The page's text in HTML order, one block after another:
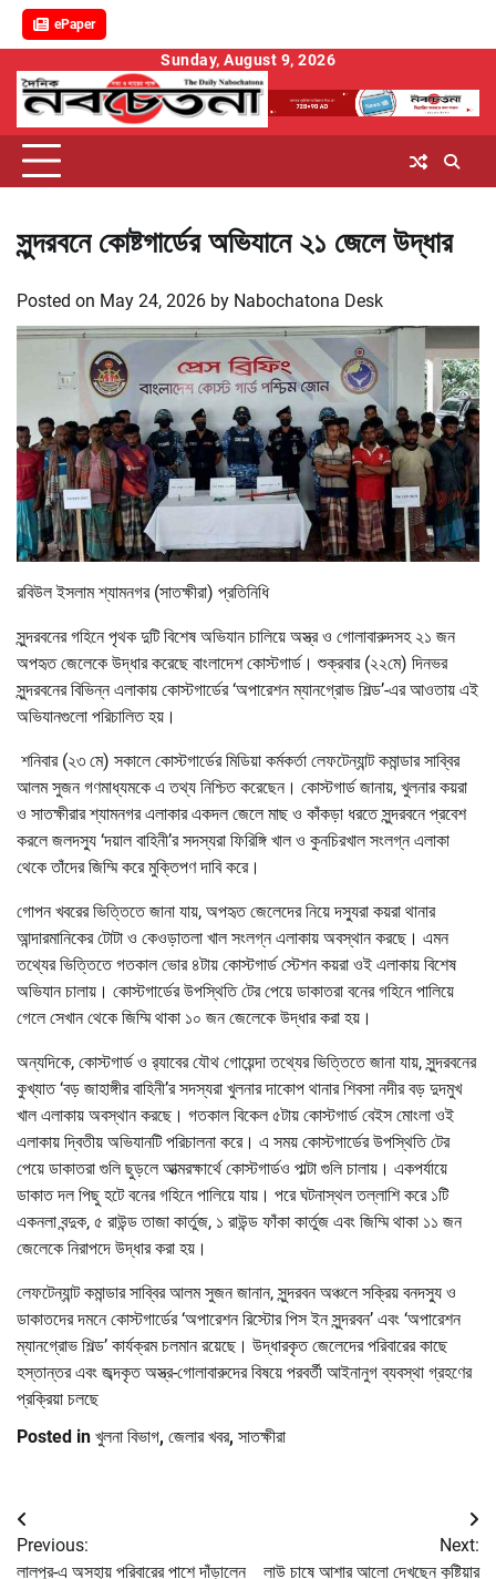
ePaper
content
Sunday, August 9, 2026
সুন্দরবনে কোষ্টগার্ডের অভিযানে ২১ জেলে উদ্ধার
Posted on May 24, 2026 by Nabochatona Desk
রবিউল ইসলাম শ্যামনগর (সাতক্ষীরা) প্রতিনিধি
সুন্দরবনের গহিনে পৃথক দুটি বিশেষ অভিযান চালিয়ে অস্ত্র ও গোলাবারুদসহ ২১ জন
অপহৃত জেলেকে উদ্ধার করেছে বাংলাদেশ কোস্টগার্ড। শুক্রবার (২২মে) দিনভর
সুন্দরবনের বিভিন্ন এলাকায় কোস্টগার্ডের ‘অপারেশন ম্যানগ্রোভ শিল্ড’-এর আওতায় এই
অভিযানগুলো পরিচালিত হয়।
শনিবার (২৩ মে) সকালে কোস্টগার্ডের মিডিয়া কর্মকর্তা লেফটেন্যান্ট কমান্ডার সাব্বির
আলম সুজন গণমাধ্যমকে এ তথ্য নিশ্চিত করেছেন। কোস্টগার্ড জানায়, খুলনার কয়রা
ও সাতক্ষীরার শ্যামনগর এলাকার একদল জেলে মাছ ও কাঁকড়া ধরতে সুন্দরবনে প্রবেশ
করলে জলদস্যু ‘দয়াল বাহিনী’র সদস্যরা ফিরিঙ্গি খাল ও কুনচিরখাল সংলগ্ন এলাকা
থেকে তাঁদের জিম্মি করে মুক্তিপণ দাবি করে।
গোপন খবরের ভিত্তিতে জানা যায়, অপহৃত জেলেদের নিয়ে দস্যুরা কয়রা থানার
আন্দারমানিকের টোটা ও কেওড়াতলা খাল সংলগ্ন এলাকায় অবস্থান করছে। এমন
তথ্যের ভিত্তিতে গতকাল ভোর ৪টায় কোস্টগার্ড স্টেশন কয়রা ওই এলাকায় বিশেষ
অভিযান চালায়। কোস্টগার্ডের উপস্থিতি টের পেয়ে ডাকাতরা বনের গহিনে পালিয়ে
গেলে সেখান থেকে জিম্মি থাকা ১০ জন জেলেকে উদ্ধার করা হয়।
অন্যদিকে, কোস্টগার্ড ও র‌্যাবের যৌথ গোয়েন্দা তথ্যের ভিত্তিতে জানা যায়, সুন্দরবনের
কুখ্যাত ‘বড় জাহাঙ্গীর বাহিনী’র সদস্যরা খুলনার দাকোপ থানার শিবসা নদীর বড় দুদমুখ
খাল এলাকায় অবস্থান করছে। গতকাল বিকেল ৫টায় কোস্টগার্ড বেইস মোংলা ওই
এলাকায় দ্বিতীয় অভিযানটি পরিচালনা করে। এ সময় কোস্টগার্ডের উপস্থিতি টের
পেয়ে ডাকাতরা গুলি ছুড়লে আত্মরক্ষার্থে কোস্টগার্ডও পাল্টা গুলি চালায়। একপর্যায়ে
ডাকাত দল পিছু হটে বনের গহিনে পালিয়ে যায়। পরে ঘটনাস্থল তল্লাশি করে ১টি
একনলা বন্দুক, ৫ রাউন্ড তাজা কার্তুজ, ১ রাউন্ড ফাঁকা কার্তুজ এবং জিম্মি থাকা ১১ জন
জেলেকে নিরাপদে উদ্ধার করা হয়।
লেফটেন্যান্ট কমান্ডার সাব্বির আলম সুজন জানান, সুন্দরবন অঞ্চলে সক্রিয় বনদস্যু ও
ডাকাতদের দমনে কোস্টগার্ডের ‘অপারেশন রিস্টোর পিস ইন সুন্দরবন’ এবং ‘অপারেশন
ম্যানগ্রোভ শিল্ড’ কার্যক্রম চলমান রয়েছে। উদ্ধারকৃত জেলেদের পরিবারের কাছে
হস্তান্তর এবং জব্দকৃত অস্ত্র-গোলাবারুদের বিষয়ে পরবর্তী আইনানুগ ব্যবস্থা গ্রহণের
প্রক্রিয়া চলছে
Posted in খুলনা বিভাগ, জেলার খবর, সাতক্ষীরা
Post
navigation
Previous:
লালপুর-এ অসহায় পরিবারের পাশে দাঁড়ালেন
Next:
লাউ চাষে আশার আলো দেখছেন কুষ্টিয়ার